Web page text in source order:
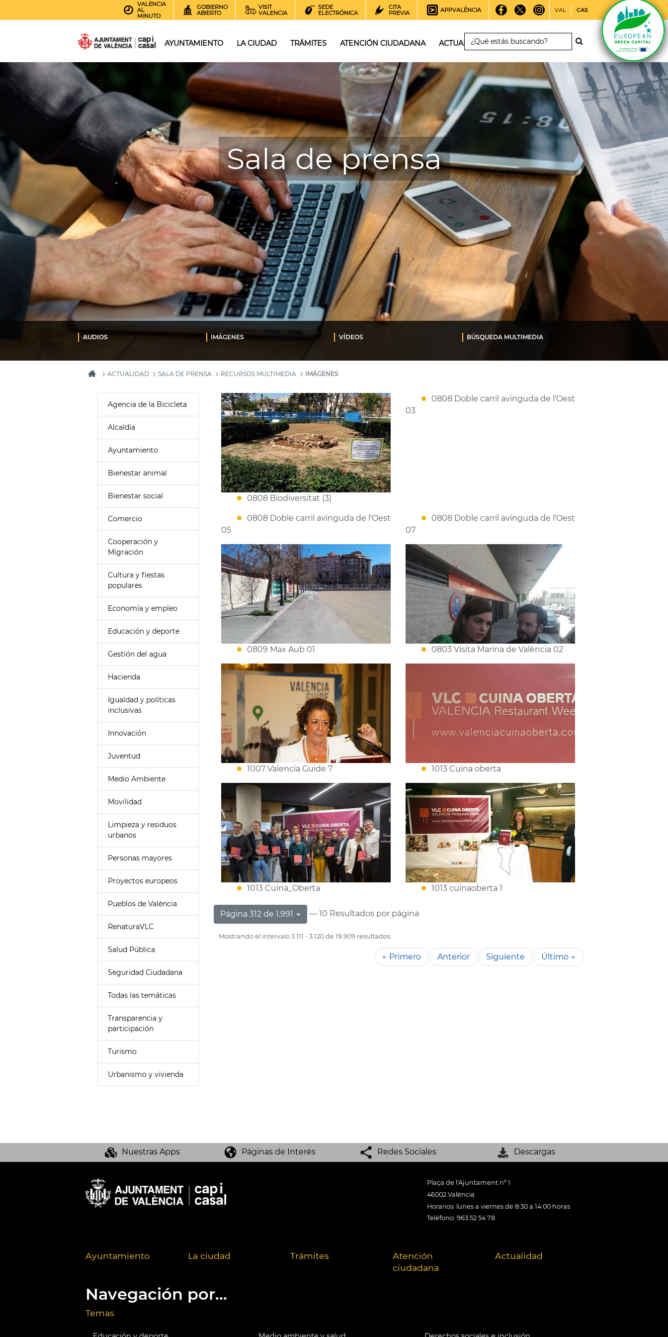
VALENCIA
AL
MINUTO
GOBIERNO
ABIERTO
VISIT
VALENCIA
SEDE
ELECTRÓNICA
CITA
PREVIA
APPVALÈNCIA VAL CAS
AYUNTAMIENTO LA CIUDAD TRÁMITES ATENCIÓN CIUDADANA ACTUALIDAD
Sala de prensa
AUDIOS IMÁGENES VÍDEOS BÚSQUEDA MULTIMEDIA
ACTUALIDAD SALA DE PRENSA RECURSOS MULTIMEDIA IMÁGENES
Agencia de la Bicicleta
Alcaldía
Ayuntamiento
Bienestar animal
Bienestar social
Comercio
Cooperación y
Migración
Cultura y fiestas
populares
Economía y empleo
Educación y deporte
Gestión del agua
Hacienda
Igualdad y políticas
inclusivas
Innovación
Juventud
Medio Ambiente
Movilidad
Limpieza y residuos
urbanos
Personas mayores
Proyectos europeos
Pueblos de València
RenaturaVLC
Salud Pública
Seguridad Ciudadana
Todas las temáticas
Transparencia y
participación
Turismo
Urbanismo y vivienda
0808 Biodiversitat (3)
0808 Doble carril avinguda de l'Oest
03
0808 Doble carril avinguda de l'Oest
05
0808 Doble carril avinguda de l'Oest
07
0809 Max Aub 01 0803 Visita Marina de València 02
1007 Valencia Guide 7 1013 Cuina oberta
1013 Cuina_Oberta 1013 cuinaoberta 1
Página 312 de 1.991 — 10 Resultados por página
Mostrando el intervalo 3.111 - 3.120 de 19.909 resultados.
← Primero Anterior Siguiente Último →
Nuestras Apps Páginas de Interés Redes Sociales Descargas
Plaça de l'Ajuntament nº 1
46002 València
Horarios: lunes a viernes de 8:30 a 14:00 horas
Teléfono: 963 52 54 78
Ayuntamiento La ciudad Trámites
Atención
ciudadana
Actualidad
Navegación por...
Temas